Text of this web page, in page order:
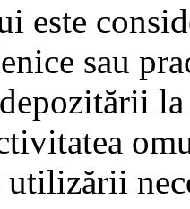
este
sau